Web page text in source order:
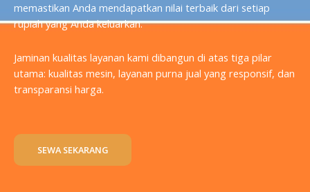
memastikan Anda mendapatkan nilai terbaik dari setiap
rupiah yang Anda keluarkan.
Jaminan kualitas layanan kami dibangun di atas tiga pilar
utama: kualitas mesin, layanan purna jual yang responsif, dan
transparansi harga.
SEWA SEKARANG